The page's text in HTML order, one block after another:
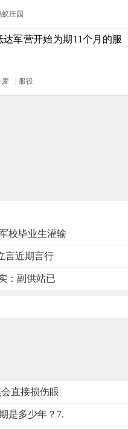
蚁庄园
达军营开始为期11个月的服
麦 服役
校毕业生灌输
言近期言行
：副供站已
直接损伤眼
是多少年？7.